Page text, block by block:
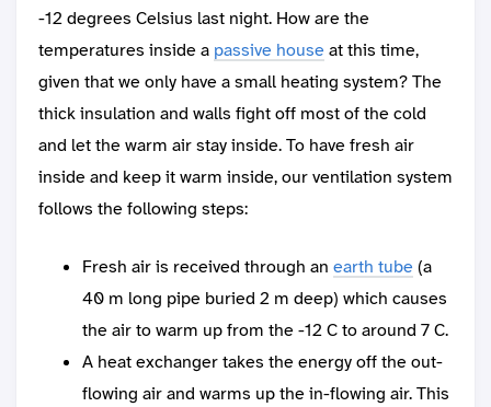
-12 degrees Celsius last night. How are the
temperatures inside a passive house at this time,
given that we only have a small heating system? The
thick insulation and walls fight off most of the cold
and let the warm air stay inside. To have fresh air
inside and keep it warm inside, our ventilation system
follows the following steps:
Fresh air is received through an earth tube (a
40 m long pipe buried 2 m deep) which causes
the air to warm up from the -12 C to around 7 C.
A heat exchanger takes the energy off the out-
flowing air and warms up the in-flowing air. This